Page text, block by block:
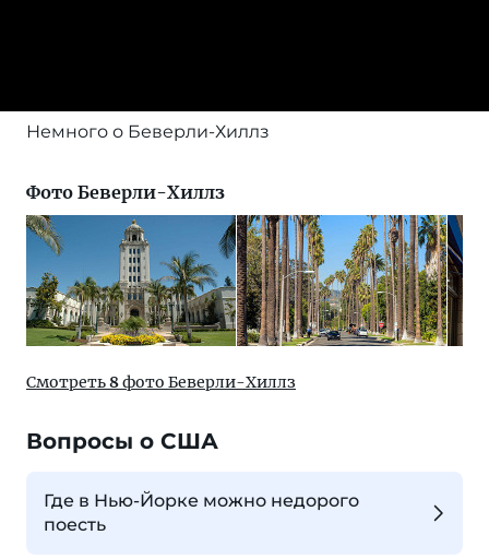
Немного о Беверли-Хиллз
Фото Беверли-Хиллз
Смотреть8фото Беверли-Хиллз
Вопросы о США
Где в Нью-Йорке можно недорого
поесть